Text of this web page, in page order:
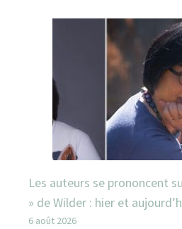
Les auteurs se prononcent
» de Wilder : hier et
6 août 2026